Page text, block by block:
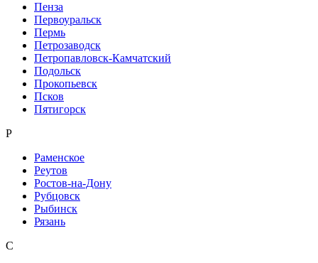
Пенза
Первоуральск
Пермь
Петрозаводск
Петропавловск-Камчатский
Подольск
Прокопьевск
Псков
Пятигорск
Р
Раменское
Реутов
Ростов-на-Дону
Рубцовск
Рыбинск
Рязань
С